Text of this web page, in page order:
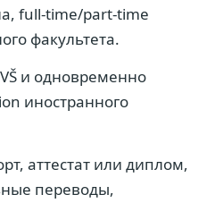
full-time/part-time
факультета.
и одновременно
иностранного
аттестат или диплом,
переводы,